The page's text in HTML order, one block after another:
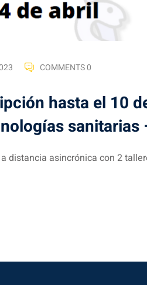
COMMENTS 0
hasta el 10
distancia asincrónica con 2